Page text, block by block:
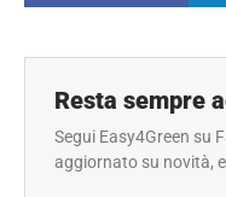
Resta sempre
Segui Easy4Green su
aggiornato su novità,